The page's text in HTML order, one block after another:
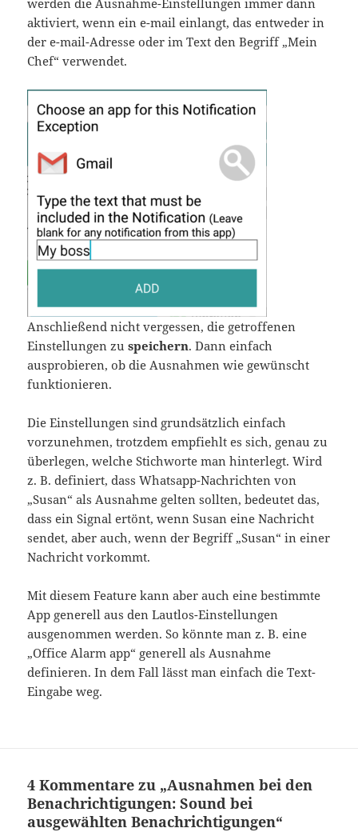
werden die Ausnahme-Einstellungen immer dann
aktiviert, wenn ein e-mail einlangt, das entweder in
der e-mail-Adresse oder im Text den Begriff „Mein
Chef“ verwendet.
Anschließend nicht vergessen, die getroffenen
Einstellungen zuspeichern. Dann einfach
ausprobieren, ob die Ausnahmen wie gewünscht
funktionieren.
Die Einstellungen sind grundsätzlich einfach
vorzunehmen, trotzdem empfiehlt es sich, genau zu
überlegen, welche Stichworte man hinterlegt. Wird
z. B. definiert, dass Whatsapp-Nachrichten von
„Susan“ als Ausnahme gelten sollten, bedeutet das,
dass ein Signal ertönt, wenn Susan eine Nachricht
sendet, aber auch, wenn der Begriff „Susan“ in einer
Nachricht vorkommt.
Mit diesem Feature kann aber auch eine bestimmte
App generell aus den Lautlos-Einstellungen
ausgenommen werden. So könnte man z. B. eine
„Office Alarm app“ generell als Ausnahme
definieren. In dem Fall lässt man einfach die Text-
Eingabe weg.
4 Kommentare zu „Ausnahmen bei den
Benachrichtigungen: Sound bei
ausgewählten Benachrichtigungen“